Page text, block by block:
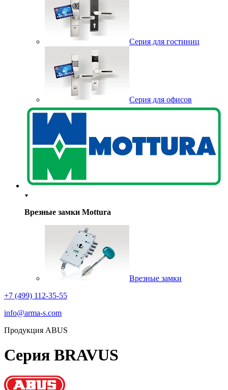
Серия для гостиниц
Серия для офисов
Врезные замки Mottura
Врезные замки
+7 (499) 112-35-55
info@arma-s.com
Продукция ABUS
Серия BRAVUS